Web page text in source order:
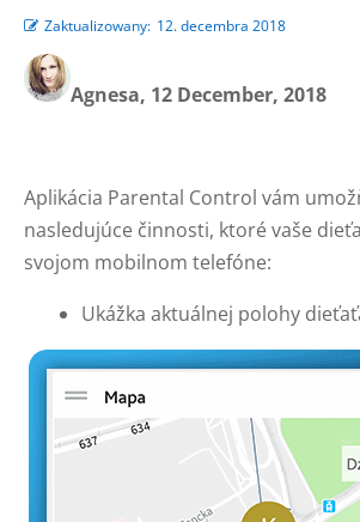
Zaktualizowany: 12. decembra 2018
Agnesa, 12 December, 2018
Aplikácia Parental Control vám
nasledujúce činnosti, ktoré vaše
svojom mobilnom telefóne:
Ukážka aktuálnej polohy